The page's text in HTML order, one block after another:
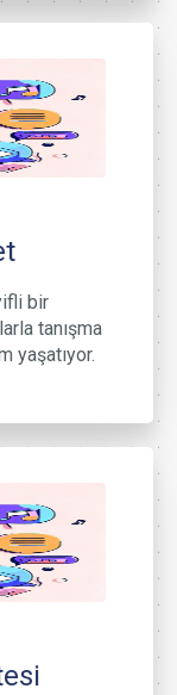
bir
tanışma
yaşatıyor.